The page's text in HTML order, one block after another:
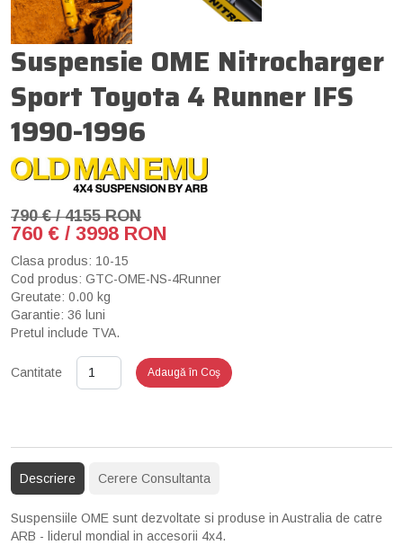
Suspensie OME Nitrocharger
Sport Toyota 4 Runner IFS
1990-1996
790 € / 4155 RON
760 € / 3998 RON
Clasa produs: 10-15
Cod produs: GTC-OME-NS-4Runner
Greutate: 0.00 kg
Garantie: 36 luni
Pretul include TVA.
Cantitate Adaugă în Coş
Descriere Cerere Consultanta
Suspensiile OME sunt dezvoltate si produse in Australia de catre
ARB - liderul mondial in accesorii 4x4.